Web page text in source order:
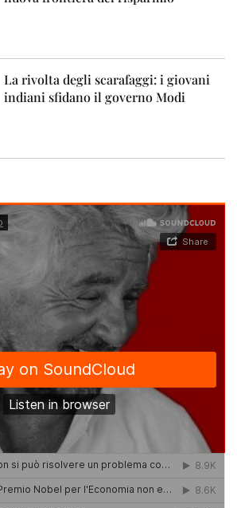
La rivolta degli scarafaggi: i giovani
indiani sfidano il governo Modi